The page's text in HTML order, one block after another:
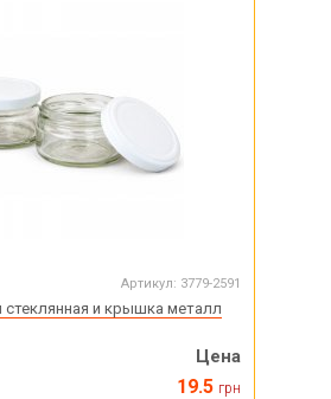
Артикул: 3779-2591
стеклянная и крышка металл
Цена
19.5 грн